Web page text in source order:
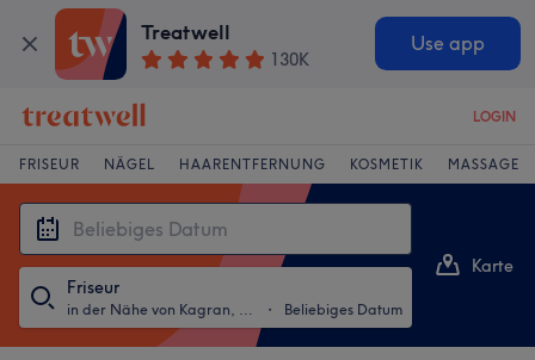
Treatwell
130K
Use app
LOGIN
FRISEUR NÄGEL HAARENTFERNUNG KOSMETIK MASSAGE
Friseur
in der Nähe von Kagran, Wien ・ Beliebiges Datum
Karte